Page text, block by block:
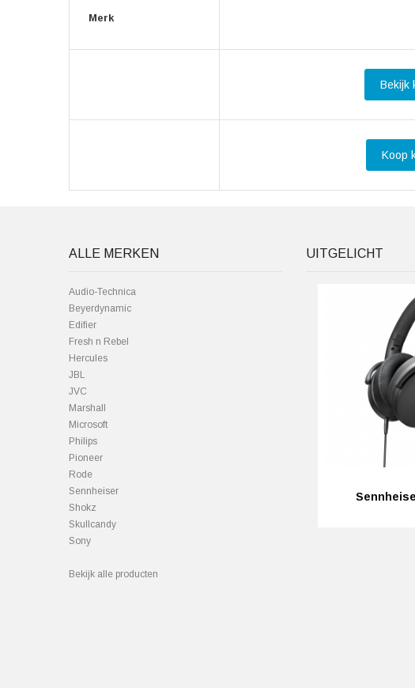
Merk
Bekijk
Koop
ALLE MERKEN
Audio-Technica
Beyerdynamic
Edifier
Fresh n Rebel
Hercules
JBL
JVC
Marshall
Microsoft
Philips
Pioneer
Rode
Sennheiser
Shokz
Skullcandy
Sony
Bekijk alle producten
UITGELICHT